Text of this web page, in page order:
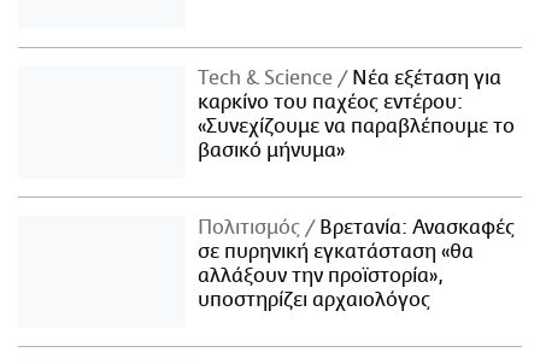
Τech & Science
Νέα εξέταση για
καρκίνο του παχέος εντέρου:
«Συνεχίζουμε να παραβλέπουμε το
βασικό μήνυμα»
Πολιτισμός
Βρετανία: Ανασκαφές
σε πυρηνική εγκατάσταση «θα
αλλάξουν την προϊστορία»,
υποστηρίζει αρχαιολόγος